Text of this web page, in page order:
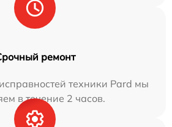
ремонт
техники Pard мы
в течение 2 часов.